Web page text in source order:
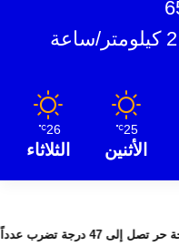
25
℃
الأثنين
26
℃
الثلاثاء
إنذارية.. موجة حر تصل إلى 47 درجة تضرب عدداً من أقاليم المغرب